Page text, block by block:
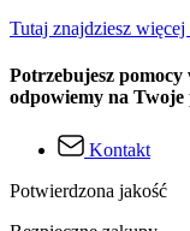
Tutaj znajdziesz
Potrzebujesz
odpowiemy na Twoje
Kontakt
Potwierdzona jakość